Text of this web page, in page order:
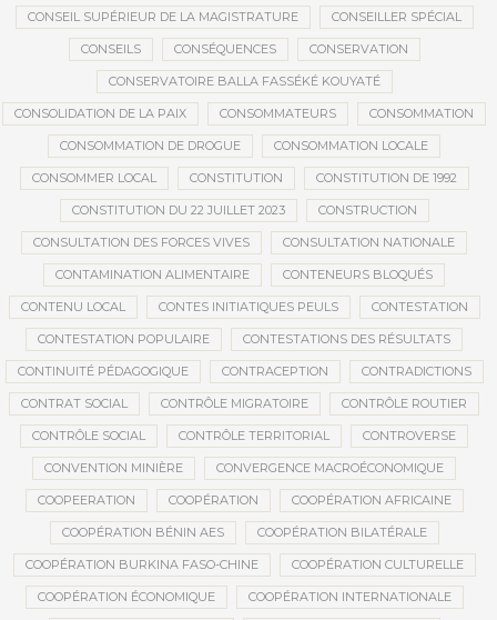
CONSEIL SUPÉRIEUR DE LA MAGISTRATURE CONSEILLER SPÉCIAL
CONSEILS CONSÉQUENCES CONSERVATION
CONSERVATOIRE BALLA FASSÉKÉ KOUYATÉ
CONSOLIDATION DE LA PAIX CONSOMMATEURS CONSOMMATION
CONSOMMATION DE DROGUE CONSOMMATION LOCALE
CONSOMMER LOCAL CONSTITUTION CONSTITUTION DE 1992
CONSTITUTION DU 22 JUILLET 2023 CONSTRUCTION
CONSULTATION DES FORCES VIVES CONSULTATION NATIONALE
CONTAMINATION ALIMENTAIRE CONTENEURS BLOQUÉS
CONTENU LOCAL CONTES INITIATIQUES PEULS CONTESTATION
CONTESTATION POPULAIRE CONTESTATIONS DES RÉSULTATS
CONTINUITÉ PÉDAGOGIQUE CONTRACEPTION CONTRADICTIONS
CONTRAT SOCIAL CONTRÔLE MIGRATOIRE CONTRÔLE ROUTIER
CONTRÔLE SOCIAL CONTRÔLE TERRITORIAL CONTROVERSE
CONVENTION MINIÈRE CONVERGENCE MACROÉCONOMIQUE
COOPEERATION COOPÉRATION COOPÉRATION AFRICAINE
COOPÉRATION BÉNIN AES COOPÉRATION BILATÉRALE
COOPÉRATION BURKINA FASO-CHINE COOPÉRATION CULTURELLE
COOPÉRATION ÉCONOMIQUE COOPÉRATION INTERNATIONALE